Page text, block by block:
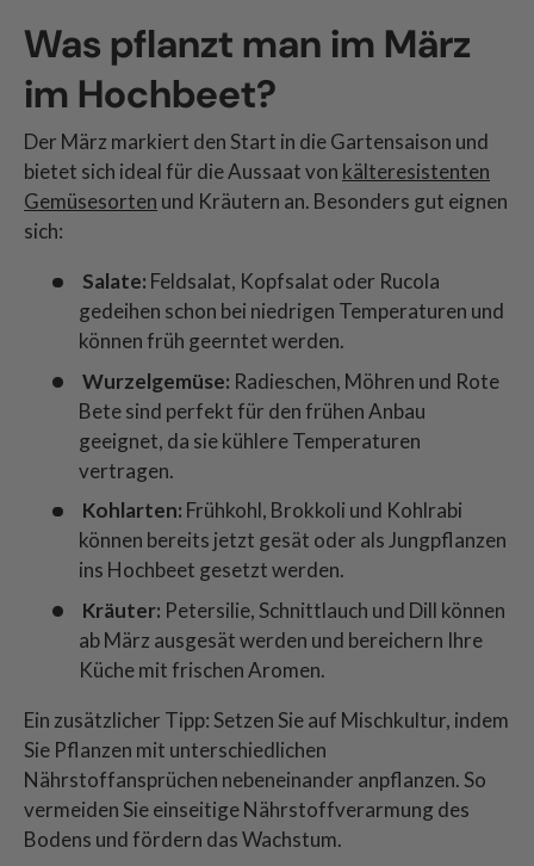
Was pflanzt man im März
im Hochbeet?
Der März markiert den Start in die Gartensaison und
bietet sich ideal für die Aussaat von kälteresistenten
Gemüsesorten und Kräutern an. Besonders gut eignen
sich:
Salate: Feldsalat, Kopfsalat oder Rucola
gedeihen schon bei niedrigen Temperaturen und
können früh geerntet werden.
Wurzelgemüse: Radieschen, Möhren und Rote
Bete sind perfekt für den frühen Anbau
geeignet, da sie kühlere Temperaturen
vertragen.
Kohlarten: Frühkohl, Brokkoli und Kohlrabi
können bereits jetzt gesät oder als Jungpflanzen
ins Hochbeet gesetzt werden.
Kräuter: Petersilie, Schnittlauch und Dill können
ab März ausgesät werden und bereichern Ihre
Küche mit frischen Aromen.
Ein zusätzlicher Tipp: Setzen Sie auf Mischkultur, indem
Sie Pflanzen mit unterschiedlichen
Nährstoffansprüchen nebeneinander anpflanzen. So
vermeiden Sie einseitige Nährstoffverarmung des
Bodens und fördern das Wachstum.